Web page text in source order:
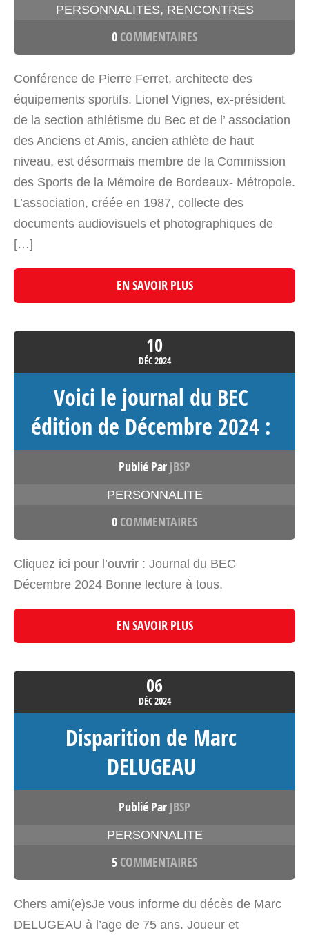
PERSONNALITES, RENCONTRES
0 COMMENTAIRES
Conférence de Pierre Ferret, architecte des
équipements sportifs. Lionel Vignes, ex-président
de la section athlétisme du Bec et de l’ association
des Anciens et Amis, ancien athlète de haut
niveau, est désormais membre de la Commission
des Sports de la Mémoire de Bordeaux- Métropole.
L’association, créée en 1987, collecte des
documents audiovisuels et photographiques de
[…]
EN SAVOIR PLUS
10
DÉC2024
Voici le journal du BEC
édition de Décembre 2024 :
Publié Par JBSP
PERSONNALITE
0 COMMENTAIRES
Cliquez ici pour l’ouvrir : Journal du BEC
Décembre 2024 Bonne lecture à tous.
EN SAVOIR PLUS
06
DÉC2024
Disparition de Marc
DELUGEAU
Publié Par JBSP
PERSONNALITE
5 COMMENTAIRES
Chers ami(e)sJe vous informe du décès de Marc
DELUGEAU à l’age de 75 ans. Joueur et